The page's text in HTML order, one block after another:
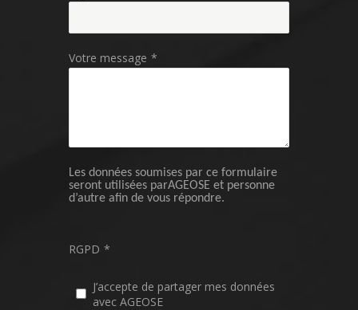
Votre message *
Les données soumises par ce formulaire
seront utilisées parAGEOSE et personne
d’autre afin de vous répondre.
RGPD *
J’accepte de partager mes données
avec AGEOSE